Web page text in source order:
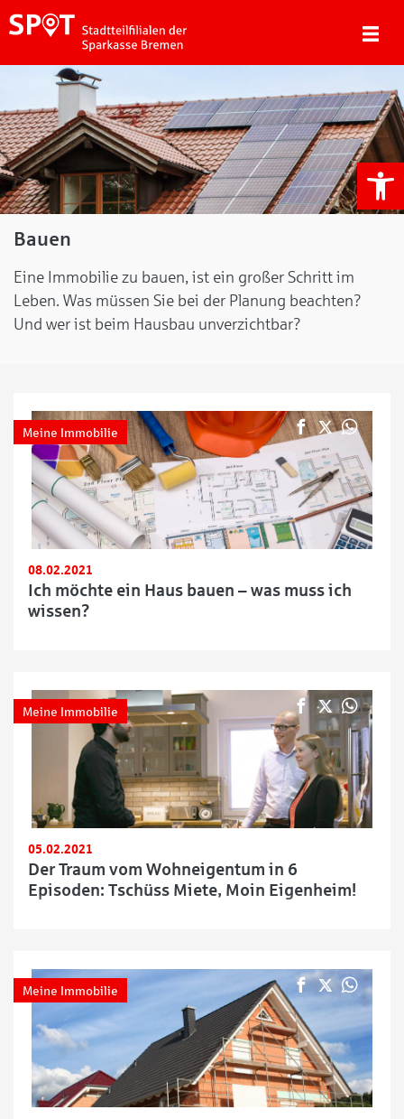
Bauen
Eine Immobilie zu bauen, ist ein großer Schritt im
Leben. Was müssen Sie bei der Planung beachten?
Und wer ist beim Hausbau unverzichtbar?
Meine Immobilie
08.02.2021
Ich möchte ein Haus bauen – was muss ich
wissen?
Meine Immobilie
05.02.2021
Der Traum vom Wohneigentum in 6
Episoden: Tschüss Miete, Moin Eigenheim!
Meine Immobilie